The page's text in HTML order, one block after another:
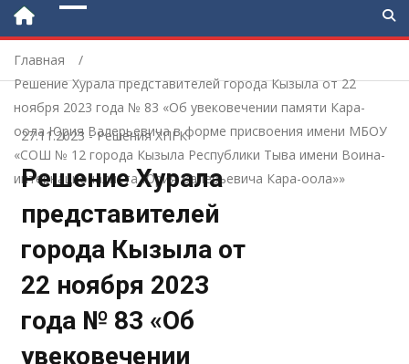
Главная
Решение Хурала представителей города Кызыла от 22
ноября 2023 года № 83 «Об увековечении памяти Кара-
оола Юрия Валерьевича в форме присвоения имени МБОУ
«СОШ № 12 города Кызыла Республики Тыва имени Воина-
интернационалиста Юрия Валерьевича Кара-оола»»
27.11.2023 - Решения ХПГК
Решение Хурала
представителей
города Кызыла от
22 ноября 2023
года № 83 «Об
увековечении